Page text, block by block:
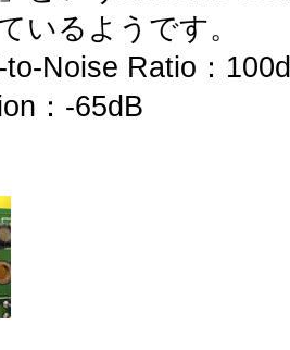
いるようです。
Noise Ratio：
：-65dB